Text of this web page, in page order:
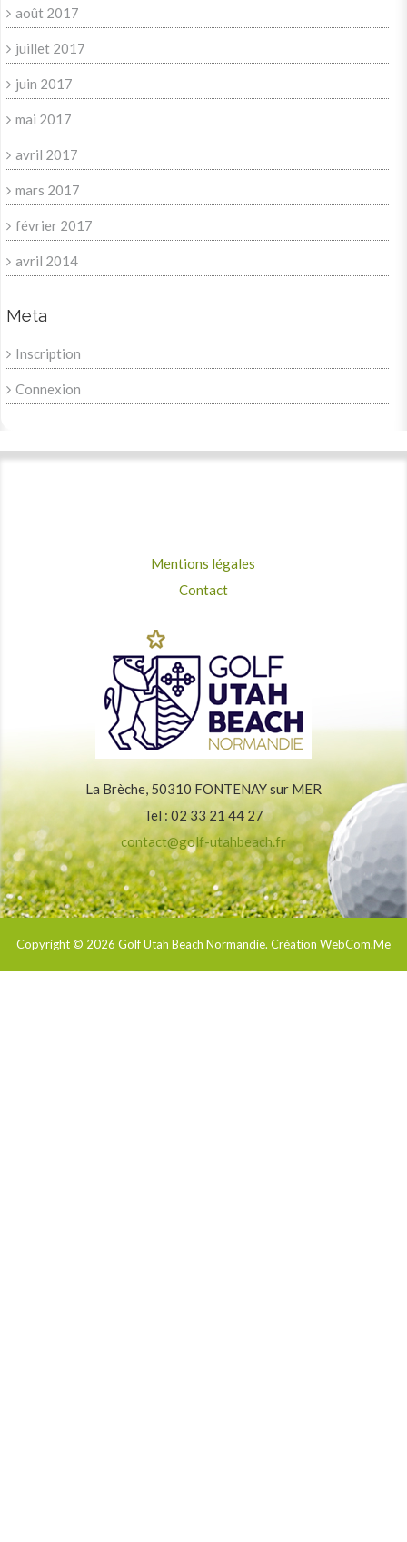
août 2017
juillet 2017
juin 2017
mai 2017
avril 2017
mars 2017
février 2017
avril 2014
Meta
Inscription
Connexion
Mentions légales
Contact
La Brèche, 50310 FONTENAY sur MER
Tel : 02 33 21 44 27
contact@golf-utahbeach.fr
Copyright © 2026 Golf Utah Beach Normandie. Création WebCom.Me